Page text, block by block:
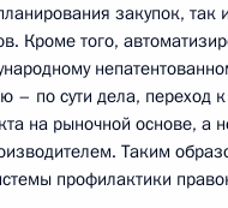
2016 года, среда
победителями
2016»
закупок, так
Кроме того,
– по сути дела, переход
на рыночной основе, а
Таким
профилактики